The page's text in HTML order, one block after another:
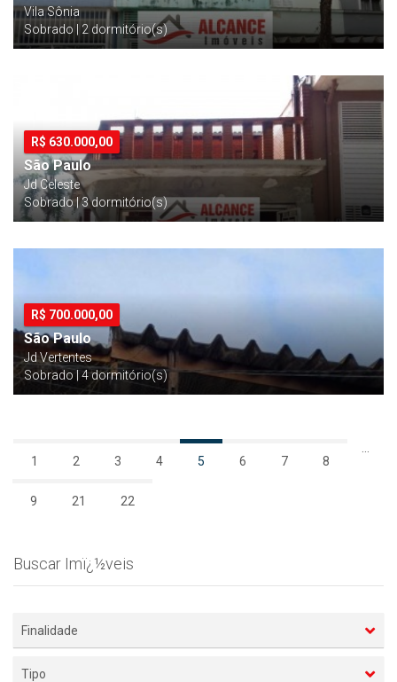
Vila Sônia
Sobrado | 2 dormitório(s)
R$ 630.000,00
São Paulo
Jd Celeste
Sobrado | 3 dormitório(s)
R$ 700.000,00
São Paulo
Jd Vertentes
Sobrado | 4 dormitório(s)
1 2 3 4 5 6 7 8
9 21 22
Buscar Imï¿½veis
Finalidade
Tipo